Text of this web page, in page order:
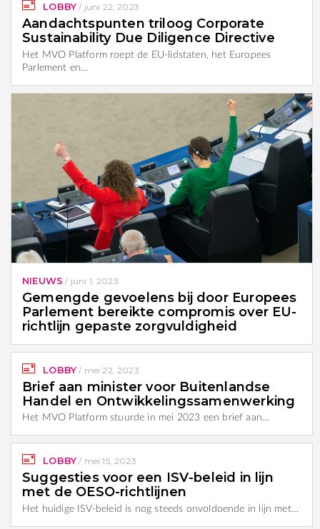
LOBBY / juni 22, 2023
Aandachtspunten triloog Corporate
Sustainability Due Diligence Directive
Het MVO Platform roept de EU-lidstaten, het Europees
Parlement en…
NIEUWS / juni 1, 2023
Gemengde gevoelens bij door Europees
Parlement bereikte compromis over EU-
richtlijn gepaste zorgvuldigheid
LOBBY / mei 22, 2023
Brief aan minister voor Buitenlandse
Handel en Ontwikkelingssamenwerking
Het MVO Platform stuurde in mei 2023 een brief aan…
LOBBY / mei 15, 2023
Suggesties voor een ISV-beleid in lijn
met de OESO-richtlijnen
Het huidige ISV-beleid is nog steeds onvoldoende in lijn met…